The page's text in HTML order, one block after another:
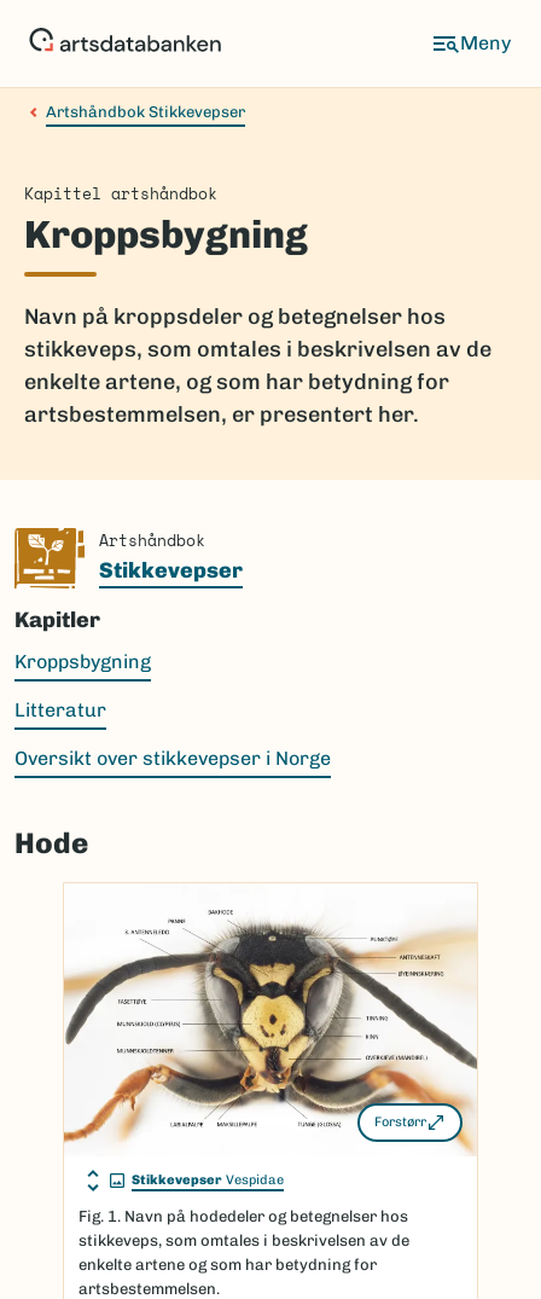
Artshåndbok Stikkevepser
Kapittel artshåndbok
Kroppsbygning
Navn på kroppsdeler og betegnelser hos
stikkeveps, som omtales i beskrivelsen av de
enkelte artene, og som har betydning for
artsbestemmelsen, er presentert her.
Artshåndbok
Stikkevepser
Kapitler
Kroppsbygning
Litteratur
Oversikt over stikkevepser i Norge
Hode
Forstørr
Stikkevepser Vespidae
Fig. 1. Navn på hodedeler og betegnelser hos
stikkeveps, som omtales i beskrivelsen av de
enkelte artene og som har betydning for
artsbestemmelsen.